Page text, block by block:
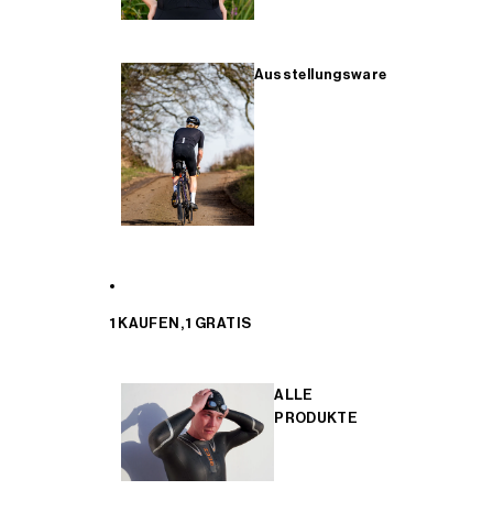
Ausstellungsware
1 KAUFEN, 1 GRATIS
ALLE
PRODUKTE